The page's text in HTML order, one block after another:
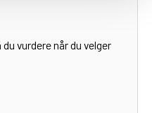
vurdere når du velger